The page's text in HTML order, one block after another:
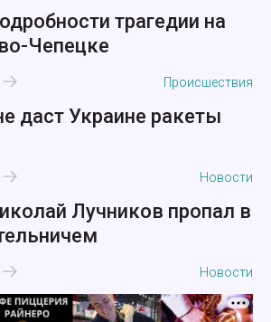
трагедии на
Чепецке
Происшествия
даст Украине ракеты
Новости
Лучников пропал в
Новости